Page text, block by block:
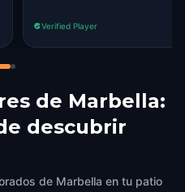
Verified Player
de Marbella:
descubrir
de Marbella en tu patio